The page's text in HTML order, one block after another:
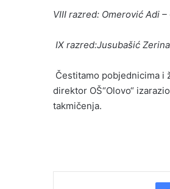
VIII razred: Omerović Adi –
IX razred:Jusubašić Zerina
Čestitamo pobjednicima i
direktor OŠ“Olovo“
takmičenja.